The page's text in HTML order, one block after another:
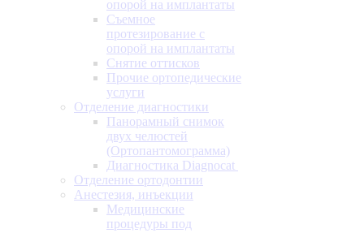
опорой на имплантаты
Съемное
протезирование с
опорой на имплантаты
Снятие оттисков
Прочие ортопедические
услуги
Отделение диагностики
Панорамный снимок
двух челюстей
(Ортопантомограмма)
Диагностика Diagnocat
Отделение ортодонтии
Анестезия, инъекции
Медицинские
процедуры под